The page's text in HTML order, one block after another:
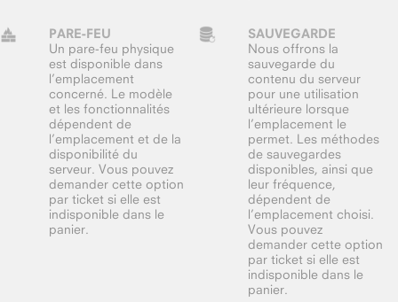
PARE-FEU
Un pare-feu physique
est disponible dans
l’emplacement
concerné. Le modèle
et les fonctionnalités
dépendent de
l’emplacement et de la
disponibilité du
serveur. Vous pouvez
demander cette option
par ticket si elle est
indisponible dans le
panier.
SAUVEGARDE
Nous offrons la
sauvegarde du
contenu du serveur
pour une utilisation
ultérieure lorsque
l’emplacement le
permet. Les méthodes
de sauvegardes
disponibles, ainsi que
leur fréquence,
dépendent de
l’emplacement choisi.
Vous pouvez
demander cette option
par ticket si elle est
indisponible dans le
panier.